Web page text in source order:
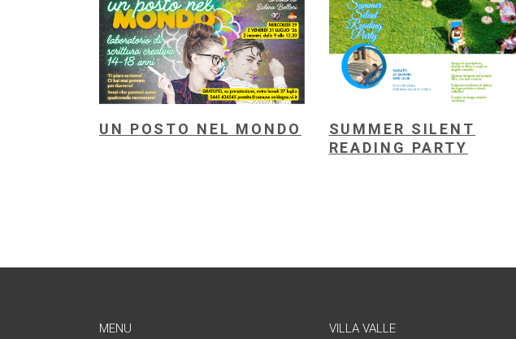
UN POSTO NEL MONDO
SUMMER SILENT
READING PARTY
MENU VILLA VALLE